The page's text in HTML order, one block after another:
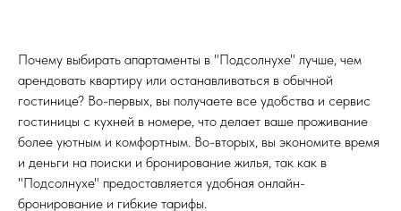
Почему выбирать апартаменты в "Подсолнухе" лучше, чем
арендовать квартиру или останавливаться в обычной
гостинице? Во-первых, вы получаете все удобства и сервис
гостиницы с кухней в номере, что делает ваше проживание
более уютным и комфортным. Во-вторых, вы экономите время
и деньги на поиски и бронирование жилья, так как в
"Подсолнухе" предоставляется удобная онлайн-
бронирование и гибкие тарифы.